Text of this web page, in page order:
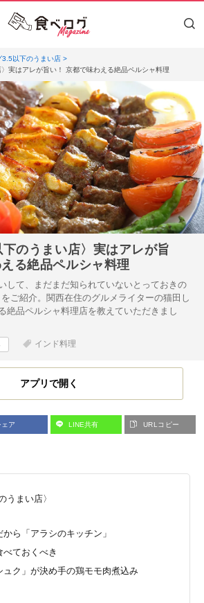
3.5以下のうまい店
〉実はアレが旨い！ 京都で味わえる絶品ペルシャ料理
下のうまい店〉実はアレが旨
る絶品ペルシャ料理
して、まだまだ知られていないとっておきの
をご紹介。関西在住のグルメライターの猫田し
絶品ペルシャ料理店を教えていただきまし
インド料理
アプリで開く
ェア LINE共有 URLコピー
うまい店〉
ら「アラシのキッチン」
ておくべき
ュク」が決め手の鶏モモ肉煮込み